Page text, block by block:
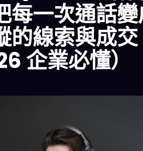
每一次通話
的線索與成交
企業必懂）